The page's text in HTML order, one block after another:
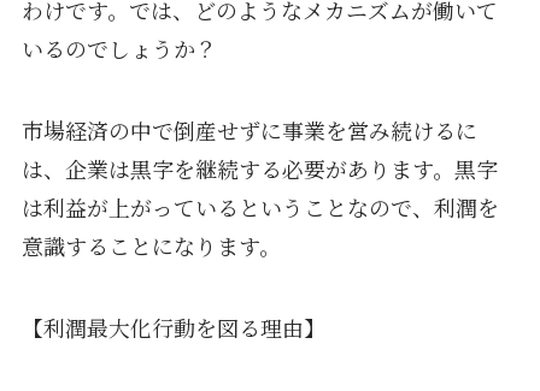
わけです。では、どのようなメカニズムが働いて
いるのでしょうか？
市場経済の中で倒産せずに事業を営み続けるに
は、企業は黒字を継続する必要があります。黒字
は利益が上がっているということなので、利潤を
意識することになります。
【利潤最大化行動を図る理由】